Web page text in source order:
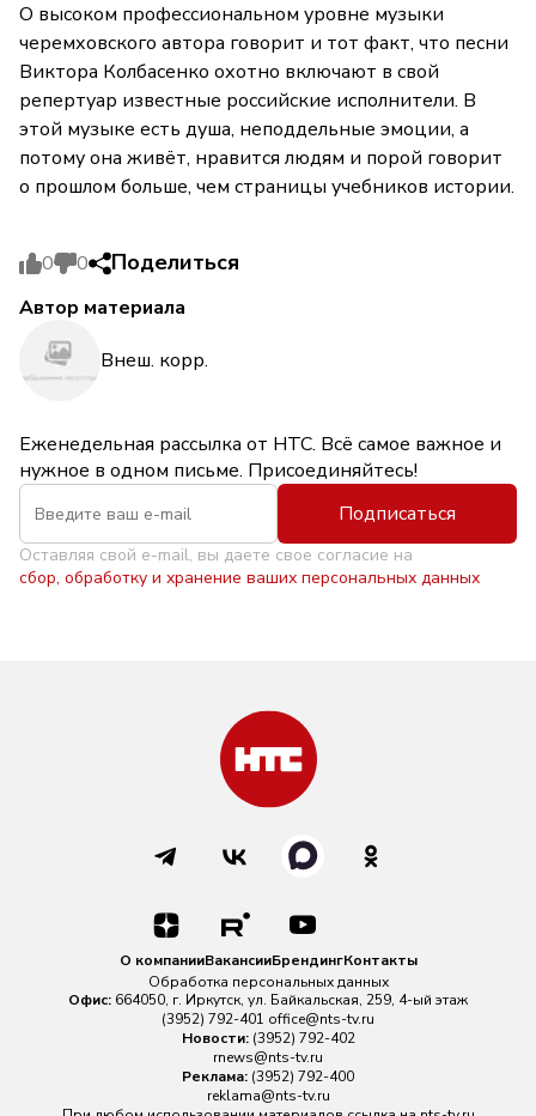
О высоком профессиональном уровне музыки
черемховского автора говорит и тот факт, что песни
Виктора Колбасенко охотно включают в свой
репертуар известные российские исполнители. В
этой музыке есть душа, неподдельные эмоции, а
потому она живёт, нравится людям и порой говорит
о прошлом больше, чем страницы учебников истории.
0 0 Поделиться
Автор материала
Внеш. корр.
Еженедельная рассылка от НТС. Всё самое важное и
нужное в одном письме. Присоединяйтесь!
Подписаться
Оставляя свой e-mail, вы даете свое согласие на
сбор, обработку и хранение ваших персональных данных
О компанииВакансииБрендингКонтакты
Обработка персональных данных
Офис: 664050, г. Иркутск, ул. Байкальская, 259, 4-ый этаж
(3952) 792-401 office@nts-tv.ru
Новости: (3952) 792-402
rnews@nts-tv.ru
Реклама: (3952) 792-400
reklama@nts-tv.ru